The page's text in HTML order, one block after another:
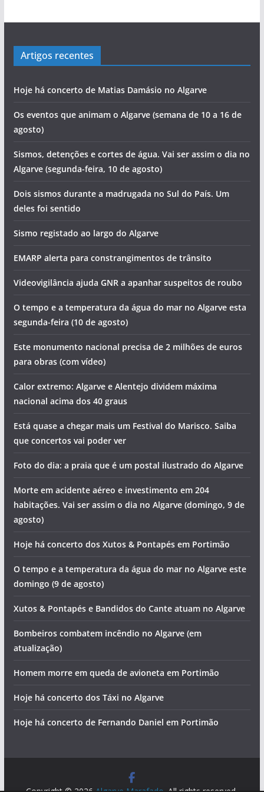
Artigos recentes
Hoje há concerto de Matias Damásio no Algarve
Os eventos que animam o Algarve (semana de 10 a 16 de
agosto)
Sismos, detenções e cortes de água. Vai ser assim o dia no
Algarve (segunda-feira, 10 de agosto)
Dois sismos durante a madrugada no Sul do País. Um
deles foi sentido
Sismo registado ao largo do Algarve
EMARP alerta para constrangimentos de trânsito
Videovigilância ajuda GNR a apanhar suspeitos de roubo
O tempo e a temperatura da água do mar no Algarve esta
segunda-feira (10 de agosto)
Este monumento nacional precisa de 2 milhões de euros
para obras (com vídeo)
Calor extremo: Algarve e Alentejo dividem máxima
nacional acima dos 40 graus
Está quase a chegar mais um Festival do Marisco. Saiba
que concertos vai poder ver
Foto do dia: a praia que é um postal ilustrado do Algarve
Morte em acidente aéreo e investimento em 204
habitações. Vai ser assim o dia no Algarve (domingo, 9 de
agosto)
Hoje há concerto dos Xutos & Pontapés em Portimão
O tempo e a temperatura da água do mar no Algarve este
domingo (9 de agosto)
Xutos & Pontapés e Bandidos do Cante atuam no Algarve
Bombeiros combatem incêndio no Algarve (em
atualização)
Homem morre em queda de avioneta em Portimão
Hoje há concerto dos Táxi no Algarve
Hoje há concerto de Fernando Daniel em Portimão